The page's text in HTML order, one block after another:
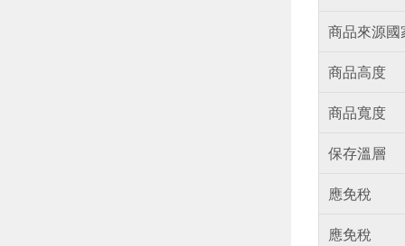
商品來源國
商品高度
商品寬度
保存溫層
應免稅
應免稅